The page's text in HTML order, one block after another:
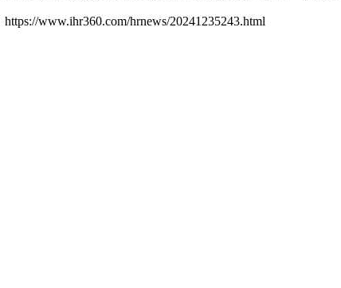
https://www.ihr360.com/hrnews/20241235243.html